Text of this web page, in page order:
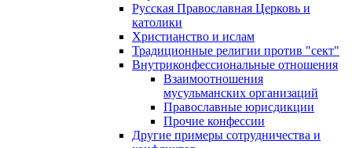
Русская Православная Церковь и
католики
Христианство и ислам
Традиционные религии против "сект"
Внутриконфессиональные отношения
Взаимоотношения
мусульманских организаций
Православные юрисдикции
Прочие конфессии
Другие примеры сотрудничества и